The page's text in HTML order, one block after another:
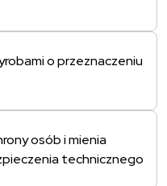
o przeznaczeniu
osób i mienia
technicznego